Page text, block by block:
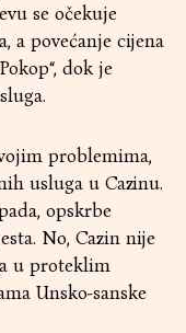
se očekuje
a povećanje cijena
dok je
problemima,
usluga u Cazinu.
opskrbe
No, Cazin nije
u proteklim
Unsko-sanske